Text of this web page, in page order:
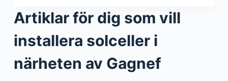
Artiklar för dig som vill
installera solceller i
närheten av Gagnef